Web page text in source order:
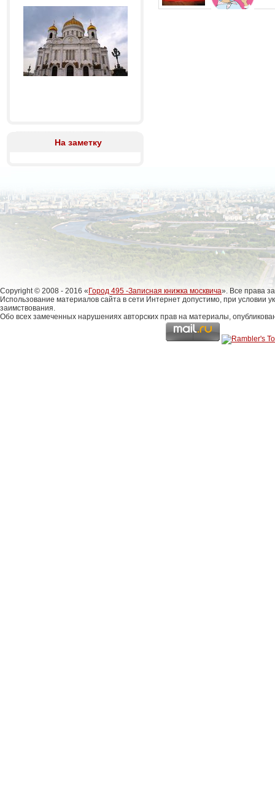
На заметку
Copyright © 2008 - 2016 « Город 495 -Записная книжка москвича». Все права
Использование материалов сайта в сети Интернет допустимо, при условии
заимствования.
Обо всех замеченных нарушениях авторских прав на материалы,